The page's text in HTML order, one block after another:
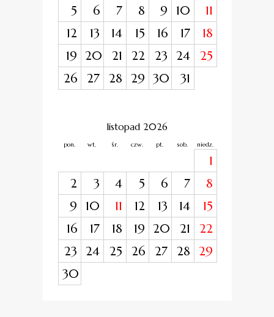
5
6 7 8 9 10
11
12
13 14 15 16 17
18
19 20 21 22 23 24
25
26
27 28 29 30 31
listopad 2026
pon. wt. śr. czw. pt. sob. niedz.
1
2
3 4 5 6 7
8
9
10 11 12 13 14
15
16
17 18 19 20 21
22
23 24 25 26 27 28 29
30